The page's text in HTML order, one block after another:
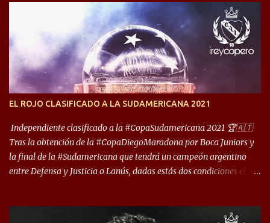
Libertadores de América) los distancian solo 150 metros. Por ello
son protagonistas de un clásico de los más picantes del fútbol
argentino. De ella también forma parte Arsenal, equipo que
transitó por la primera división del fútbol local durante muchos
años. Dock Sud es otro de los que comparten esas tierras, aunque el
foco de atención es la convivencia Independiente - Racing. “No
deporte”, afirmó Facundo Moyano. “Creo que Avellaneda...
EL ROJO CLASIFICADO A LA SUDAMERICANA 2021
Independiente clasificado a la #CopaSudamericana 2021 🏆🇦🇹
Tras la obtención de la #CopaDiegoMaradona por Boca Juniors y
la final de la #Sudamericana que tendrá un campeón argentino
entre Defensa y Justicia o Lanús, dadas estás dos condiciones el
que iniciará en fase de grupos con 6 partidos, de los cuales sólo los